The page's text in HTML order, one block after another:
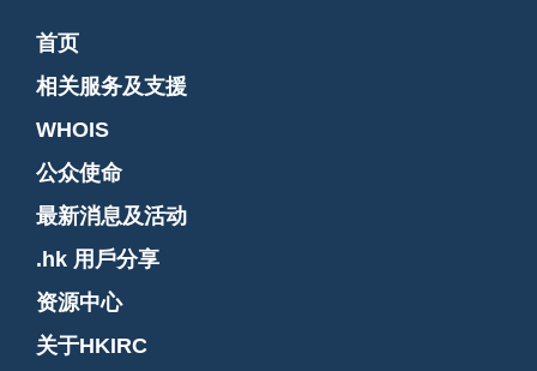
首页
相关服务及支援
WHOIS
公众使命
最新消息及活动
.hk 用戶分享
资源中心
关于HKIRC